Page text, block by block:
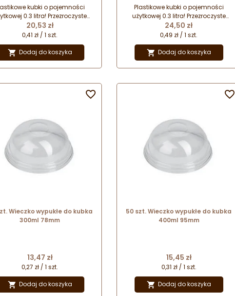
x wys. 128 mm
kubki o pojemności
0.3 litra! Przezroczyste
jednorazowego użytku do
bezalkoholowych,
napojów. Wykonane z
tworzywa pochodzącego z
Kubki sprzedawane są
bez pokrywki!
Cena
20,53 zł
0,41 zł / 1 szt.
 Dodaj do koszyka
x wys. 117 mm
Plastikowe kubki o pojemności
użytkowej 0.3 litra! Przezroczyste
kubki jednorazowego użytku do
serwowania bezalkoholowych,
zimnych napojów. Wykonane z
tworzywa pochodzącego z
recyklingu. Kubki sprzedawane są
bez pokrywki!
Cena
24,50 zł
0,49 zł / 1 szt.
 Dodaj do koszyka
Wieczko wypukłe do kubka
300ml 78mm
Cena
13,47 zł
0,27 zł / 1 szt.
 Dodaj do koszyka

50 szt. Wieczko wypukłe do kubka
400ml 95mm
Cena
15,45 zł
0,31 zł / 1 szt.
 Dodaj do koszyka
